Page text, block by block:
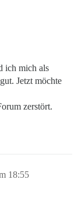
ich mich als
Jetzt möchte
zerstört.
18:55